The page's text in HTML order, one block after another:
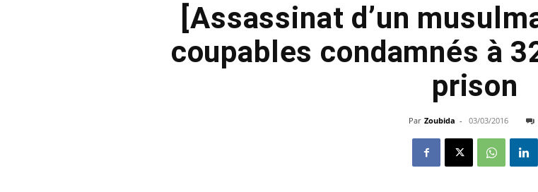
[Assassinat d’un
coupables condamnés à
prison
Par Zoubida - 03/03/2016